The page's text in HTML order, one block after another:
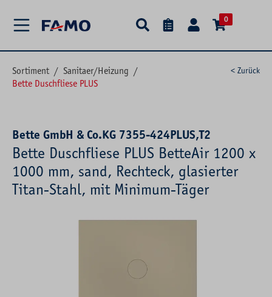
0
Sortiment / Sanitaer/Heizung /
Bette Duschfliese PLUS
< Zurück
Bette GmbH & Co.KG 7355-424PLUS,T2
Bette Duschfliese PLUS BetteAir 1200 x
1000 mm, sand, Rechteck, glasierter
Titan-Stahl, mit Minimum-Täger